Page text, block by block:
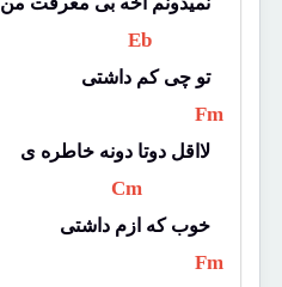
Eb
تو چی کم داشتی
Fm
لااقل دوتا دونه خاطره ی
Cm
خوب که ازم داشتی
Fm